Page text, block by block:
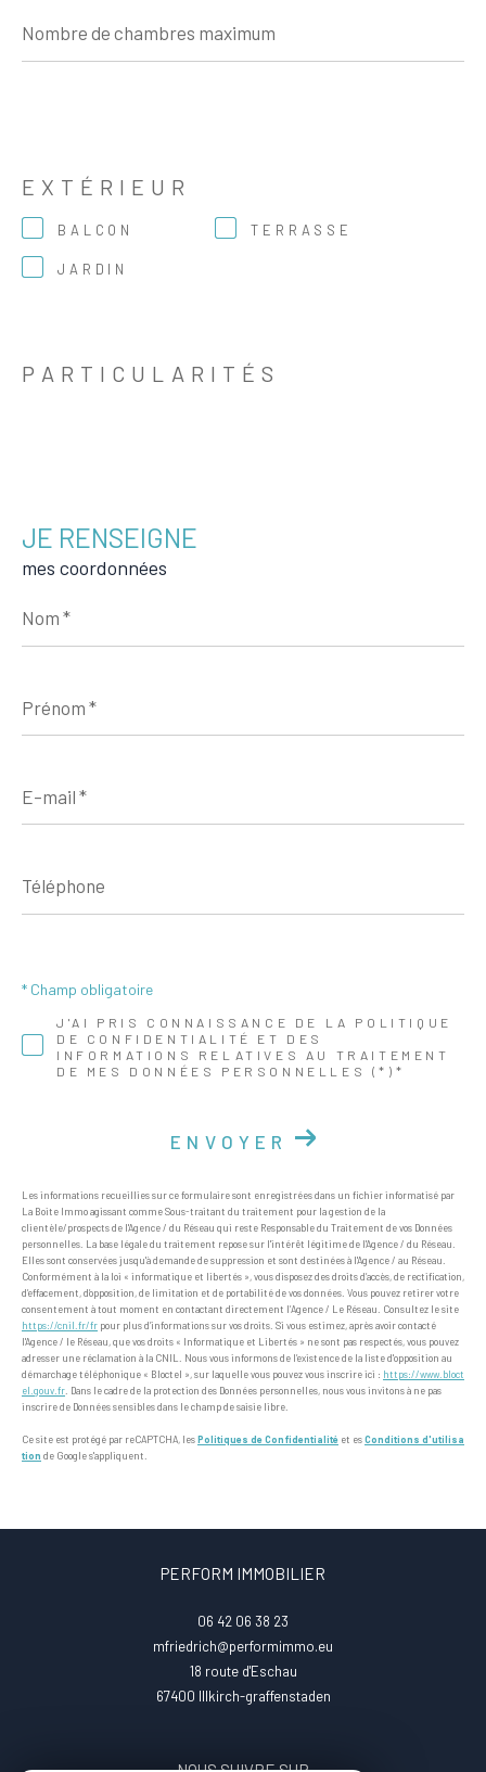
de
chambres
maximum
EXTÉRIEUR
BALCON TERRASSE
JARDIN
PARTICULARITÉS
JE RENSEIGNE
mes coordonnées
*
*
mail
*
J'AI PRIS CONNAISSANCE DE LA POLITIQUE
DE CONFIDENTIALITÉ ET DES
INFORMATIONS RELATIVES AU TRAITEMENT
DE MES DONNÉES PERSONNELLES (*)*
* Champ obligatoire
ENVOYER
Les informations recueillies sur ce formulaire sont enregistrées dans un fichier informatisé par
La Boite Immo agissant comme Sous-traitant du traitement pour la gestion de la
clientèle/prospects de l'Agence / du Réseau qui reste Responsable du Traitement de vos Données
personnelles. La base légale du traitement repose sur l'intérêt légitime de l'Agence / du Réseau.
Elles sont conservées jusqu'à demande de suppression et sont destinées à l'Agence / au Réseau.
Conformément à la loi « informatique et libertés », vous disposez des droits d’accès, de rectification,
d’effacement, d’opposition, de limitation et de portabilité de vos données. Vous pouvez retirer votre
consentement à tout moment en contactant directement l’Agence / Le Réseau. Consultez le site
https://cnil.fr/fr pour plus d’informations sur vos droits. Si vous estimez, après avoir contacté
l'Agence / le Réseau, que vos droits « Informatique et Libertés » ne sont pas respectés, vous pouvez
adresser une réclamation à la CNIL. Nous vous informons de l’existence de la liste d'opposition au
démarchage téléphonique « Bloctel », sur laquelle vous pouvez vous inscrire ici : https://www.bloct
el.gouv.fr . Dans le cadre de la protection des Données personnelles, nous vous invitons à ne pas
inscrire de Données sensibles dans le champ de saisie libre.
Ce site est protégé par reCAPTCHA, lesPolitiques de Confidentialité et esConditions d'utilisa
tion de Google s'appliquent.
PERFORM IMMOBILIER
06 42 06 38 23
mfriedrich@performimmo.eu
18 route d'Eschau
67400 illkirch-graffenstaden